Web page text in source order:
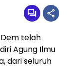
telah
Agung Ilmu
dari seluruh